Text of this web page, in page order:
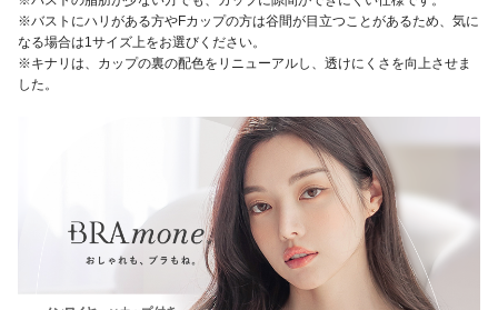
※バストにハリがある方やFカップの方は谷間が目立つことがあるため、気に
なる場合は1サイズ上をお選びください。
※キナリは、カップの裏の配色をリニューアルし、透けにくさを向上させま
した。